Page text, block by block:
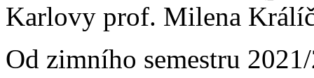
Karlovy prof. Milena
Od zimního semestru